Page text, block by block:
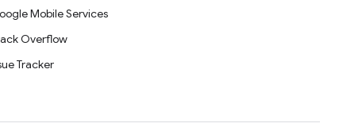
Mobile Services
Overflow
Tracker